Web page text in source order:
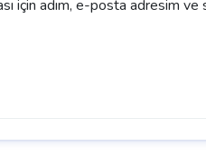
için adım, e-posta adresim